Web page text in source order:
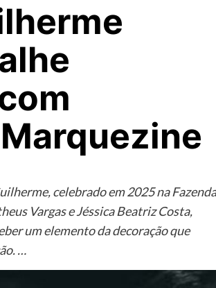
celebrado em 2025 na Fazenda
Vargas e Jéssica Beatriz Costa,
um elemento da decoração que
…